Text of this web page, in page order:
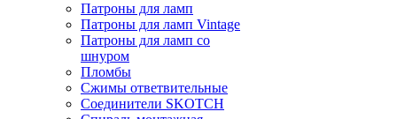
Патроны для ламп
Патроны для ламп Vintage
Патроны для ламп со
шнуром
Пломбы
Сжимы ответвительные
Соединители SKOTCH